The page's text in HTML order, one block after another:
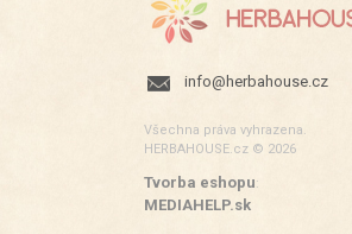
info@herbahouse.cz
Všechna práva vyhrazena.
HERBAHOUSE.cz © 2026
Tvorba eshopu:
MEDIAHELP.sk